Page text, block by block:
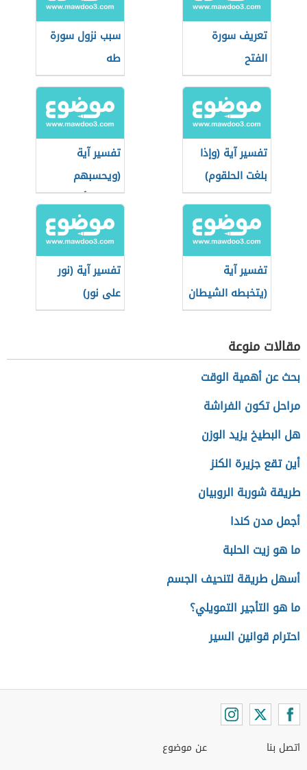
تعريف سورة
الفتح
سبب نزول سورة
طه
تفسير آية (وإذا
بلغت الحلقوم)
تفسير آية
(ويحسبهم
الجاهل أغنياء من
التعفف)
تفسير آية
(يتخبطه الشيطان
من المس)
تفسير آية (نور
على نور)
مقالات منوعة
بحث عن أهمية الوقت
مراحل تكون الفراشة
هل البطيخ يزيد الوزن
أين تقع جزيرة الكنز
طريقة شوربة الروبيان
أجمل مدن كندا
ما هو زيت الحلبة
أسهل طريقة لتنحيف الجسم
ما هو التأجير التمويلي؟
احترام قوانين السير
اتصل بنا
عن موضوع